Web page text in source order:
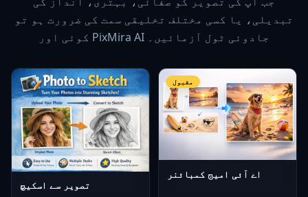
تبدیلی، یا کسی مختلف تخلیقی سمت کی ضرورت ہو تو
کوئی اور PixMira AI جادوئی ٹول آزمائیں۔
تصویر سے اسکیچ
مقبول
اے آئی امیج کمبائنر